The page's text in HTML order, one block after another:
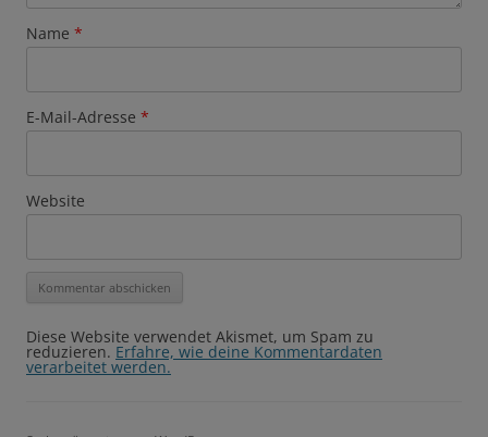
Name *
E-Mail-Adresse *
Website
Diese Website verwendet Akismet, um Spam zu
reduzieren. Erfahre, wie deine Kommentardaten
verarbeitet werden.